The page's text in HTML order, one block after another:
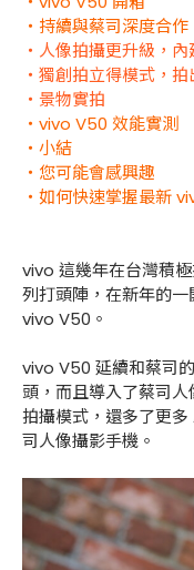
・持續與蔡司深度合作
・人像拍攝更升級，
・獨創拍立得模式，
・景物實拍
・vivo V50 效能實測
・小結
・您可能會感興趣
・如何快速掌握最新
vivo 這幾年在台灣積
列打頭陣，在新年的
vivo V50。
vivo V50 延續和蔡司
頭，而且導入了蔡司
拍攝模式，還多了更
司人像攝影手機。